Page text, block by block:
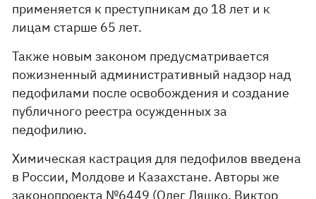
применяется к преступникам до 18 лет и к
лицам старше 65 лет.
Также новым законом предусматривается
пожизненный административный надзор над
педофилами после освобождения и создание
публичного реестра осужденных за
педофилию.
Химическая кастрация для педофилов введена
в России, Молдове и Казахстане. Авторы же
законопроекта №6449 (Олег Ляшко, Виктор